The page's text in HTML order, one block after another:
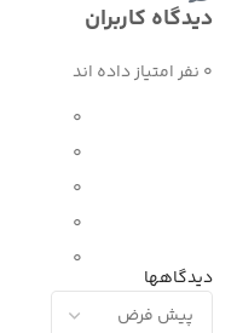
دیدگاه کاربران
0 نفر امتیاز داده اند
0
0
0
0
0
دیدگاهها